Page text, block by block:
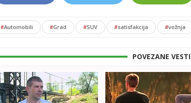
#Automobili #Grad #SUV #satisfakcija #vožnja
POVEZANE VESTI